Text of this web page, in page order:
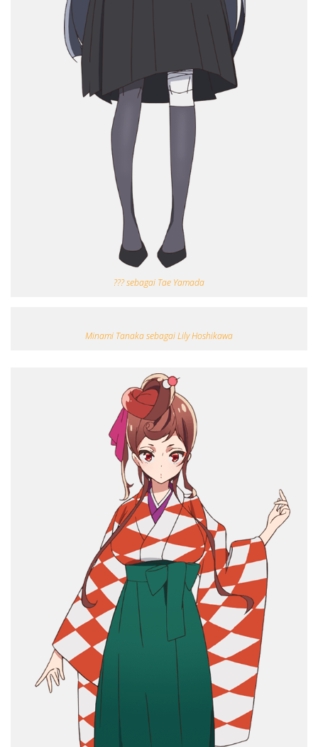
??? sebagai Tae Yamada
Minami Tanaka sebagai Lily Hoshikawa